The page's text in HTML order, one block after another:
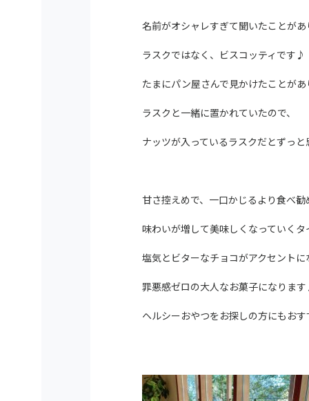
名前がオシャレすぎて聞いたことが
ラスクではなく、ビスコッティです♪
たまにパン屋さんで見かけたことが
ラスクと一緒に置かれていたので、
ナッツが入っているラスクだとずっ
甘さ控えめで、一口かじるより食べ
味わいが増して美味しくなっていく
塩気とビターなチョコがアクセントに
罪悪感ゼロの大人なお菓子になりま
ヘルシーおやつをお探しの方にもお